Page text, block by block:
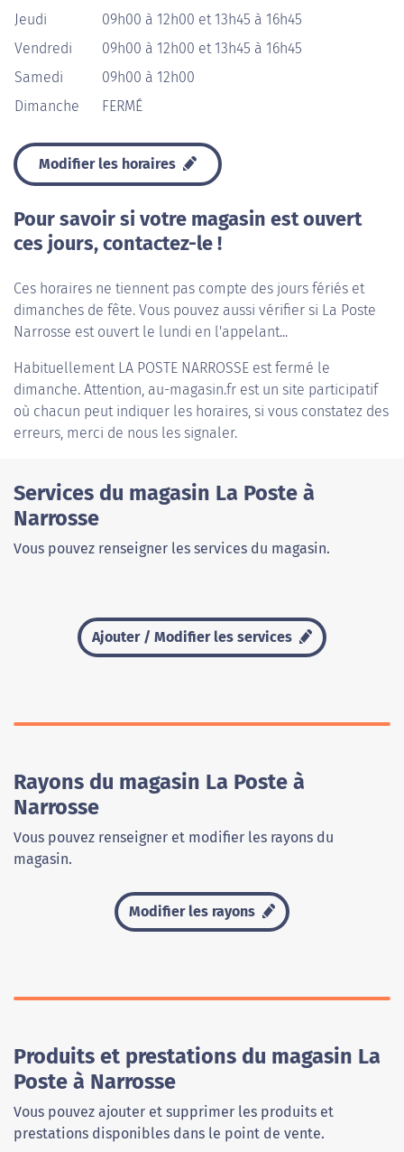
Jeudi
09h00 à 12h00 et 13h45 à 16h45
Vendredi
09h00 à 12h00 et 13h45 à 16h45
Samedi
09h00 à 12h00
Dimanche
FERMÉ
Modifier les horaires
Pour savoir si votre magasin est ouvert
ces jours, contactez-le !
Ces horaires ne tiennent pas compte des jours fériés et
dimanches de fête. Vous pouvez aussi vérifier si La Poste
Narrosse est ouvert le lundi en l'appelant...
Habituellement LA POSTE NARROSSE est fermé le
dimanche. Attention, au-magasin.fr est un site participatif
où chacun peut indiquer les horaires, si vous constatez des
erreurs, merci de nous les signaler.
Services du magasin La Poste à
Narrosse
Vous pouvez renseigner les services du magasin.
Ajouter / Modifier les services
Rayons du magasin La Poste à
Narrosse
Vous pouvez renseigner et modifier les rayons du
magasin.
Modifier les rayons
Produits et prestations du magasin La
Poste à Narrosse
Vous pouvez ajouter et supprimer les produits et
prestations disponibles dans le point de vente.